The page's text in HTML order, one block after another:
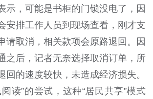
示，可能是书柜的门锁没电了，因
安排工作人员到现场查看，刚才支
请取消，相关款项会原路退回。因
之后，记者无奈选择取消订单，所
回的速度较快，未造成经济损失。
读”的尝试，这种“居民共享”模式